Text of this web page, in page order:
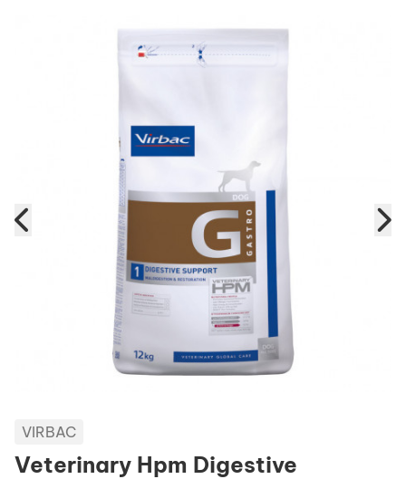
VIRBAC
Veterinary Hpm Digestive